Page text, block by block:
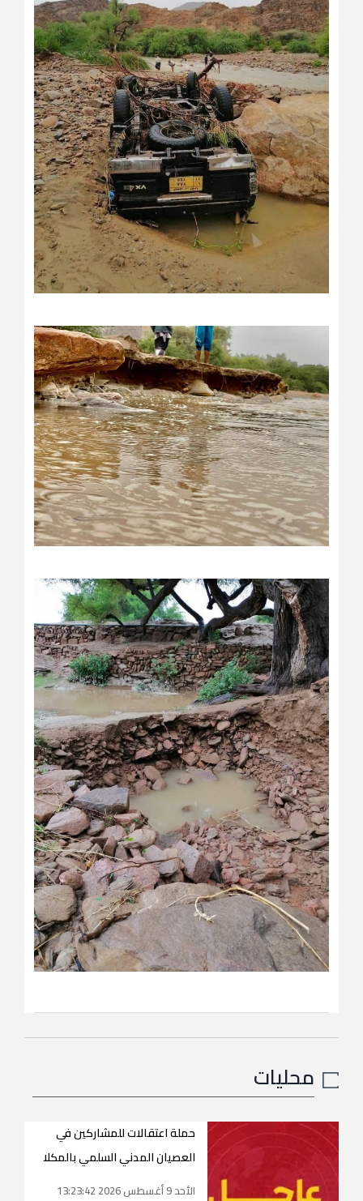
محليات
حملة اعتقالات للمشاركين في
العصيان المدني السلمي بالمكلا
الأحد 9 أغسطس 2026 13:23:42